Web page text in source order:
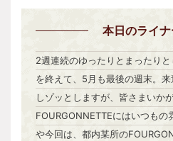
本日のライ
2週連続のゆったりとまったり
を終えて、5月も最後の週末。
しゾッとしますが、皆さまいか
FOURGONNETTEにはいつも
や今回は、都内某所の